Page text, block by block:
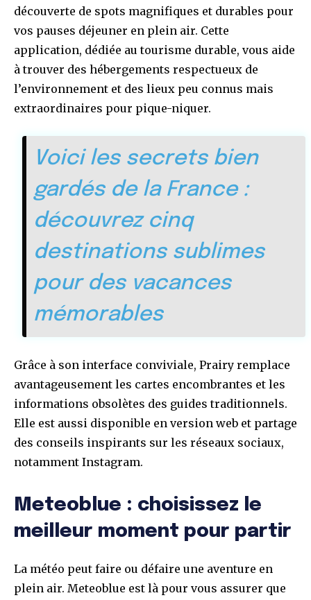
découverte de spots magnifiques et durables pour
vos pauses déjeuner en plein air. Cette
application, dédiée au tourisme durable, vous aide
à trouver des hébergements respectueux de
l’environnement et des lieux peu connus mais
extraordinaires pour pique-niquer.
Voici les secrets bien
gardés de la France :
découvrez cinq
destinations sublimes
pour des vacances
mémorables
Grâce à son interface conviviale, Prairy remplace
avantageusement les cartes encombrantes et les
informations obsolètes des guides traditionnels.
Elle est aussi disponible en version web et partage
des conseils inspirants sur les réseaux sociaux,
notamment Instagram.
Meteoblue : choisissez le
meilleur moment pour partir
La météo peut faire ou défaire une aventure en
plein air. Meteoblue est là pour vous assurer que